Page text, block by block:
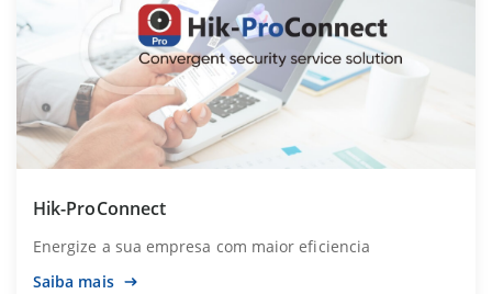
Hik-ProConnect
Energize a sua empresa com maior eficiencia
Saiba mais